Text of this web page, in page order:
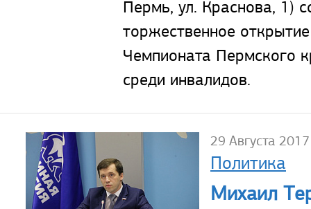
Пермь, ул. Краснова, 1)
торжественное
Чемпионата Пермского
среди инвалидов.
29 Августа 2017
Политика
Михаил